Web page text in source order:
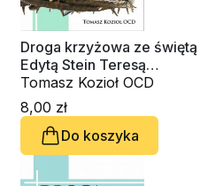
Droga krzyżowa ze świętą
Edytą Stein Teresą
Benedyktą od Krzyża
Tomasz Kozioł OCD
8,00 zł
Do koszyka